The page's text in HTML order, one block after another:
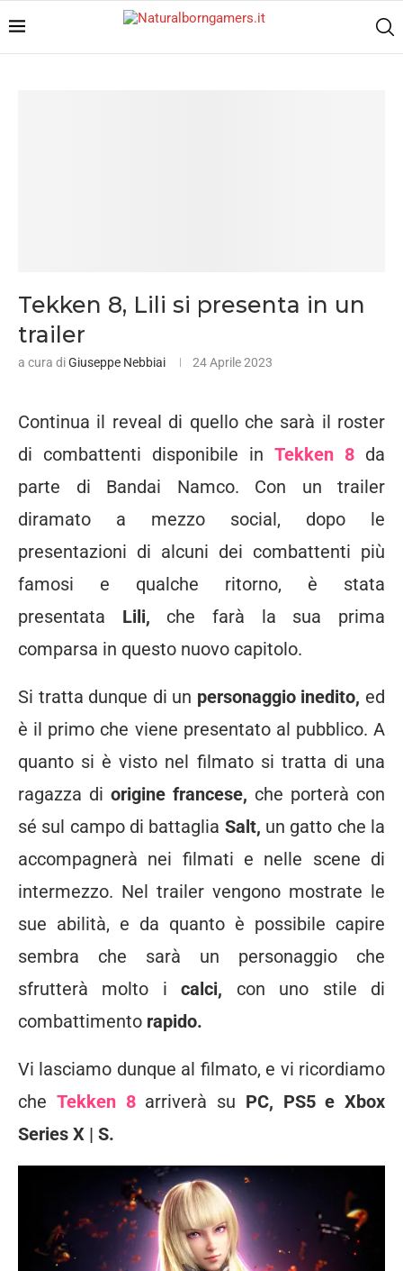
Tekken 8, Lili si presenta in un
trailer
a cura diGiuseppe Nebbiai 24 Aprile 2023
Continua il reveal di quello che sarà il roster
di combattenti disponibile in Tekken 8 da
parte di Bandai Namco. Con un trailer
diramato a mezzo social, dopo le
presentazioni di alcuni dei combattenti più
famosi e qualche ritorno, è stata
presentata Lili, che farà la sua prima
comparsa in questo nuovo capitolo.
Si tratta dunque di un personaggio inedito, ed
è il primo che viene presentato al pubblico. A
quanto si è visto nel filmato si tratta di una
ragazza di origine francese, che porterà con
sé sul campo di battaglia Salt, un gatto che la
accompagnerà nei filmati e nelle scene di
intermezzo. Nel trailer vengono mostrate le
sue abilità, e da quanto è possibile capire
sembra che sarà un personaggio che
sfrutterà molto icalci, con uno stile di
combattimento rapido.
Vi lasciamo dunque al filmato, e vi ricordiamo
che Tekken 8 arriverà su PC, PS5 e Xbox
Series X | S.